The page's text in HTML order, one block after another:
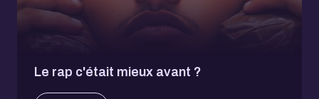
Le rap c'était mieux avant ?